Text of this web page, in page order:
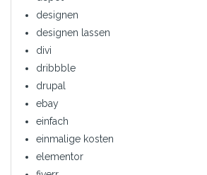
designen
designen lassen
divi
dribbble
drupal
ebay
einfach
einmalige kosten
elementor